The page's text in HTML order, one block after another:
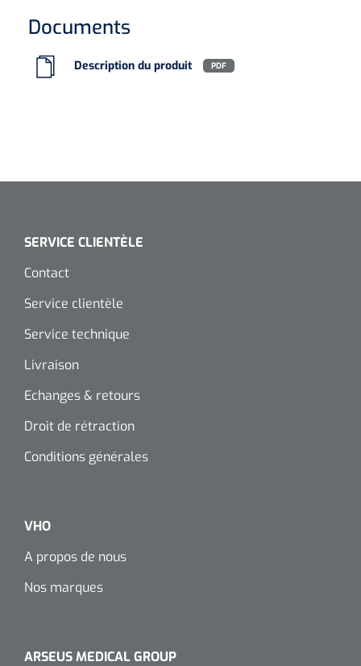
Documents
Description du produit PDF
SERVICE CLIENTÈLE
Contact
Service clientèle
Service technique
Livraison
Echanges & retours
Droit de rétraction
Conditions générales
VHO
A propos de nous
Nos marques
ARSEUS MEDICAL GROUP